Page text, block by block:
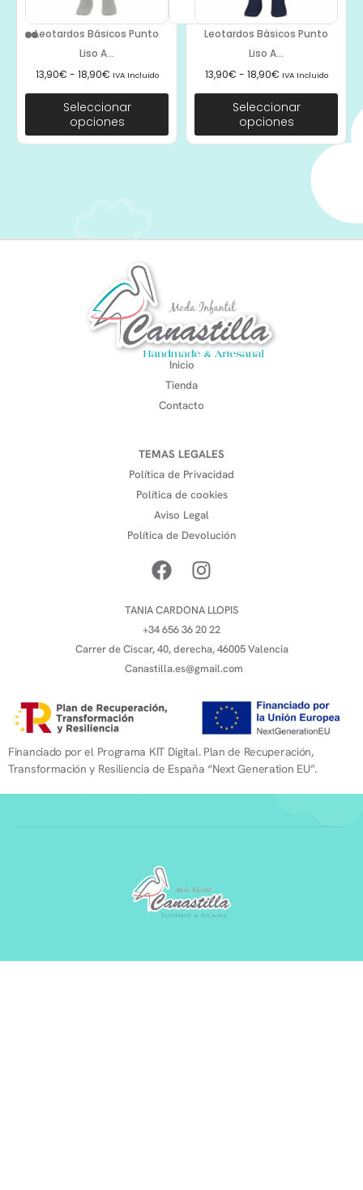
Leotardos Básicos Punto
Liso A...
13,90€ - 18,90€ IVA Incluido
Seleccionar
opciones
Leotardos Básicos Punto
Liso A...
13,90€ - 18,90€ IVA Incluido
Seleccionar
opciones
Inicio
Tienda
Contacto
TEMAS LEGALES
Política de Privacidad
Política de cookies
Aviso Legal
Política de Devolución
TANIA CARDONA LLOPIS
+34 656 36 20 22
Carrer de Ciscar, 40, derecha, 46005 Valencia
Canastilla.es@gmail.com
Financiado por el Programa KIT Digital. Plan de Recuperación,
Transformación y Resiliencia de España “Next Generation EU”.